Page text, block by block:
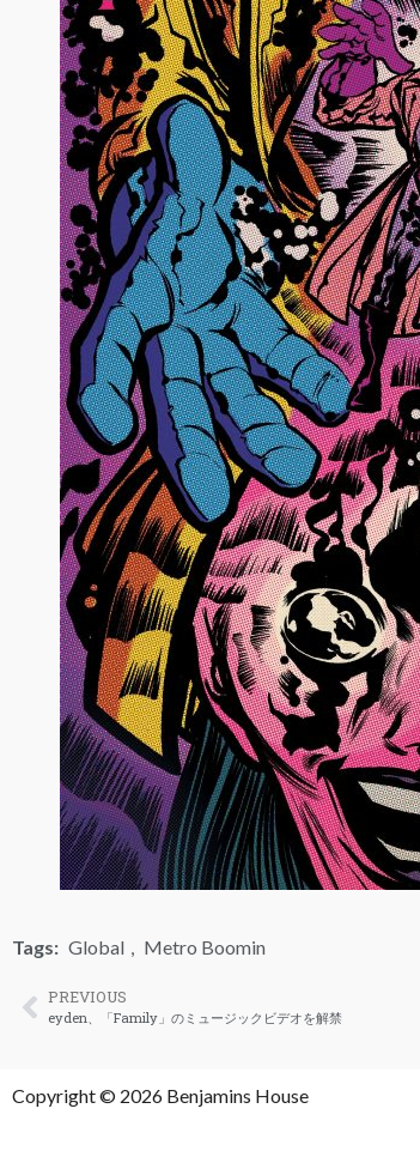
Tags: Global , Metro Boomin
PREVIOUS
eyden、「Family」のミュージックビデオを解禁
Copyright © 2026 Benjamins House